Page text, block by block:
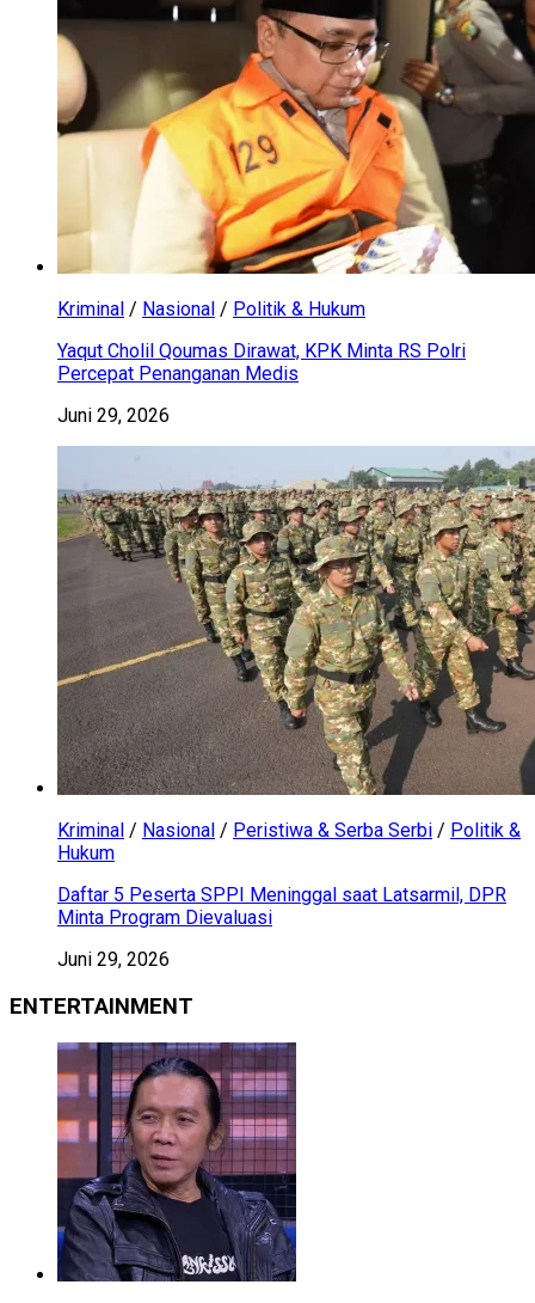
Kriminal / Nasional / Politik & Hukum
Yaqut Cholil Qoumas Dirawat, KPK Minta RS Polri
Percepat Penanganan Medis
Juni 29, 2026
Kriminal / Nasional / Peristiwa & Serba Serbi / Politik &
Hukum
Daftar 5 Peserta SPPI Meninggal saat Latsarmil, DPR
Minta Program Dievaluasi
Juni 29, 2026
ENTERTAINMENT